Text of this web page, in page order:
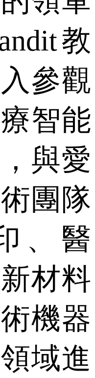
教
參觀
智能
與愛
團隊
、醫
材料
機器
域進